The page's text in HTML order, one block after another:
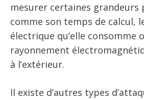
mesurer certaines grandeurs
comme son temps de calcul,
électrique qu’elle consomme
rayonnement
à l’extérieur.
Il existe d’autres types